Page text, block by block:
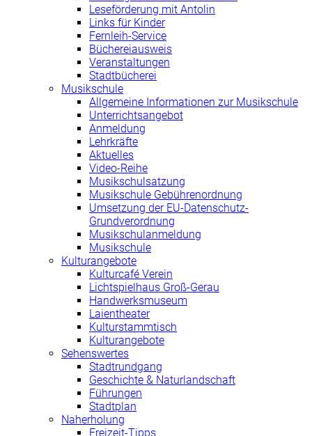
Leseförderung mit Antolin
Links für Kinder
Fernleih-Service
Büchereiausweis
Veranstaltungen
Stadtbücherei
Musikschule
Allgemeine Informationen zur Musikschule
Unterrichtsangebot
Anmeldung
Lehrkräfte
Aktuelles
Video-Reihe
Musikschulsatzung
Musikschule Gebührenordnung
Umsetzung der EU-Datenschutz-
Grundverordnung
Musikschulanmeldung
Musikschule
Kulturangebote
Kulturcafé Verein
Lichtspielhaus Groß-Gerau
Handwerksmuseum
Laientheater
Kulturstammtisch
Kulturangebote
Sehenswertes
Stadtrundgang
Geschichte & Naturlandschaft
Führungen
Stadtplan
Naherholung
Freizeit-Tipps